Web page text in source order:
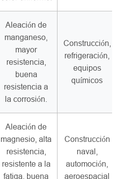
Aleación de
manganeso,
mayor
resistencia,
buena
resistencia a
la corrosión.
Construcción,
refrigeración,
equipos
químicos
Aleación de
magnesio, alta
resistencia,
resistente a la
fatiga, buena
Construcción
naval,
automoción,
aeroespacial